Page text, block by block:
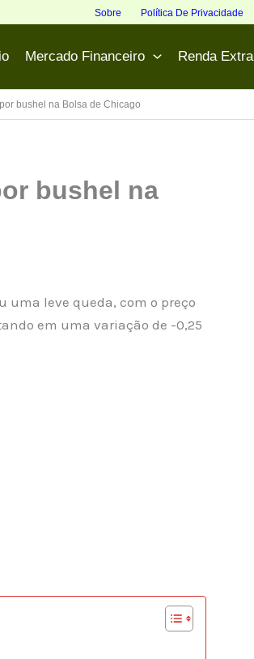
Sobre Política De Privacidade
Mercado Financeiro Renda Extra
bushel na Bolsa de Chicago
bushel na
uma leve queda, com o preço
em uma variação de -0,25